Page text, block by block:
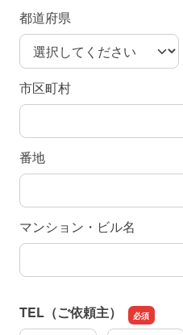
都道府県
市区町村
番地
マンション・ビル名
TEL（ご依頼主）